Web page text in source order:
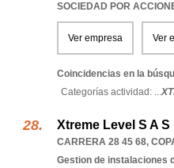
SOCIEDAD POR
Ver empresa Ver
Coincidencias en la
Categorías actividad: ...
Xtreme Level S A S
CARRERA 28 45 68,
Gestion de instalaciones